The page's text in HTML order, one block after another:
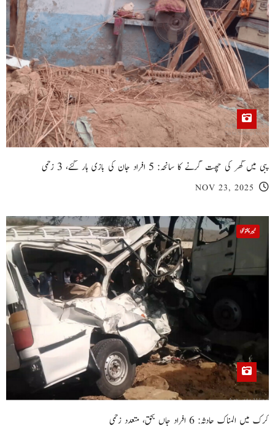
پبی میں گھر کی چھت گرنے کا سانحہ: 5 افراد جان کی بازی ہار گئے، 3 زخمی
NOV 23, 2025
خیبر پختونخوا
کرک میں المناک حادثہ: 6 افراد جاں بحق، متعدد زخمی